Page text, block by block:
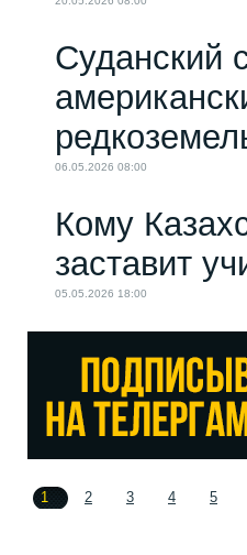
Суданский
06.05.2026 08:00
Кому
заставит
05.05.2026 18:00
1 2 3 4 5